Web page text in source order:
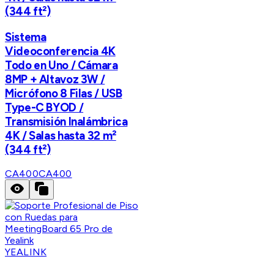
(344 ft²)
Sistema
Videoconferencia 4K
Todo en Uno / Cámara
8MP + Altavoz 3W /
Micrófono 8 Filas / USB
Type-C BYOD /
Transmisión Inalámbrica
4K / Salas hasta 32 m²
(344 ft²)
CA400CA400
YEALINK